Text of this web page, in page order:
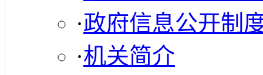
·政府信息公开制
·机关简介